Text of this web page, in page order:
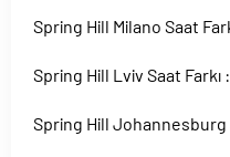
Spring Hill Milano Saat
Spring Hill Lviv Saat Farkı :
Spring Hill Johannesburg